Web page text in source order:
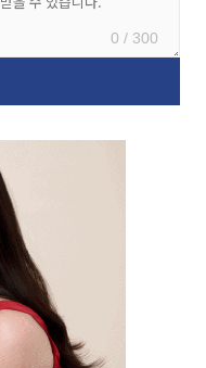
0 / 300